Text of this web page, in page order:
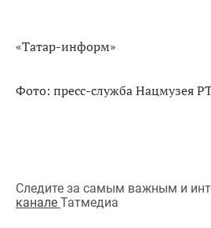
«Татар-информ»
Фото: пресс-служба Нацмузея
Следите за самым важным и
канале Татмедиа